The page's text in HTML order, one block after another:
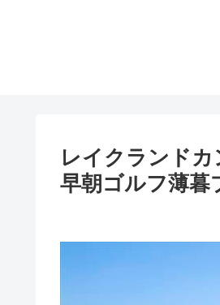
レイクランドカ
早朝ゴルフ薄暮